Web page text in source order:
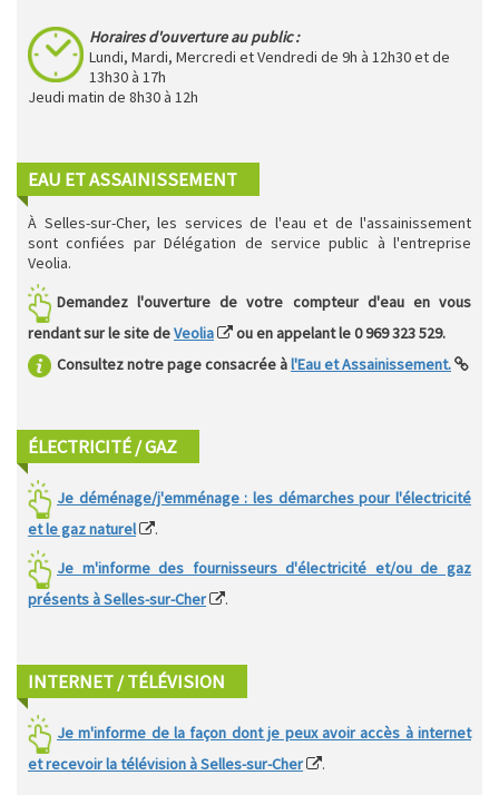
Horaires d'ouverture au public :
Lundi, Mardi, Mercredi et Vendredi de 9h à 12h30 et de
13h30 à 17h
Jeudi matin de 8h30 à 12h
EAU ET ASSAINISSEMENT
À Selles-sur-Cher, les services de l'eau et de l'assainissement
sont confiées par Délégation de service public à l'entreprise
Veolia.
Demandez l'ouverture de votre compteur d'eau en vous
rendant sur le site deVeolia
ou en appelant le 0 969 323 529.
Consultez notre page consacrée àl'Eau et Assainissement.
ÉLECTRICITÉ / GAZ
Je déménage/j'emménage : les démarches pour l'électricité
et le gaz naturel
.
Je m'informe des fournisseurs d'électricité et/ou de gaz
présents à Selles-sur-Cher
.
INTERNET / TÉLÉVISION
Je m'informe de la façon dont je peux avoir accès à internet
et recevoir la télévision à Selles-sur-Cher
.